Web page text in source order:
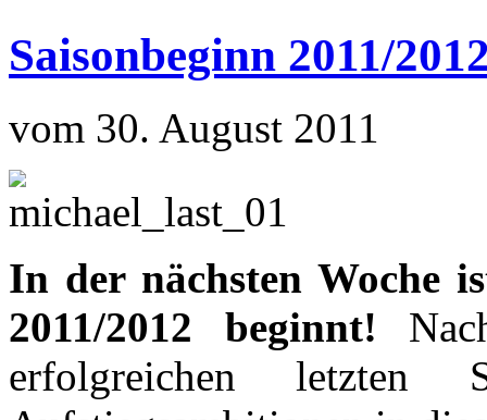
Saisonbeginn 2011/
vom 30. August 2011
In der nächsten Woche
2011/2012 beginnt!
erfolgreichen